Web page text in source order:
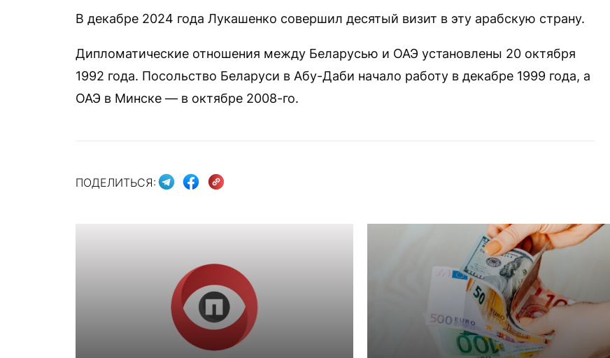
В декабре 2024 года Лукашенко совершил десятый визит в эту арабскую страну.
Дипломатические отношения между Беларусью и ОАЭ установлены 20 октября
1992 года. Посольство Беларуси в Абу-Даби начало работу в декабре 1999 года, а
ОАЭ в Минске — в октябре 2008-го.
ПОДЕЛИТЬСЯ: